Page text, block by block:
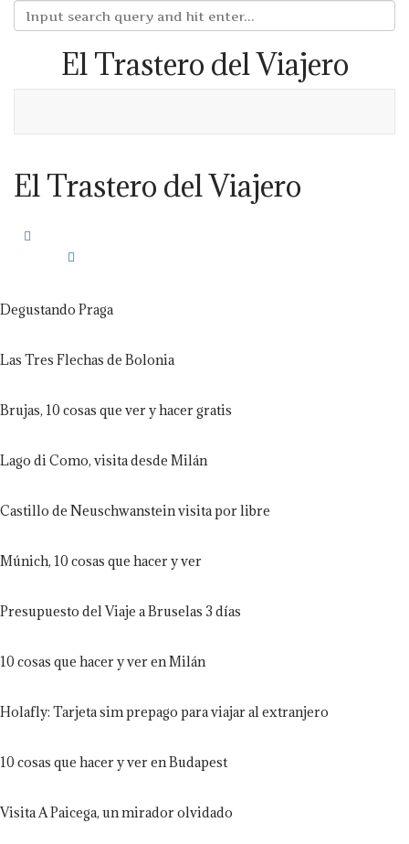
El Trastero del Viajero
El Trastero del Viajero
Degustando Praga
Las Tres Flechas de Bolonia
Brujas, 10 cosas que ver y hacer gratis
Lago di Como, visita desde Milán
Castillo de Neuschwanstein visita por libre
Múnich, 10 cosas que hacer y ver
Presupuesto del Viaje a Bruselas 3 días
10 cosas que hacer y ver en Milán
Holafly: Tarjeta sim prepago para viajar al extranjero
10 cosas que hacer y ver en Budapest
Visita A Paicega, un mirador olvidado